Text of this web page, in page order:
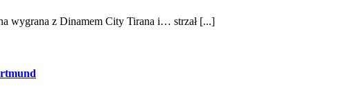
wygrana z Dinamem City Tirana i… strzał [...]